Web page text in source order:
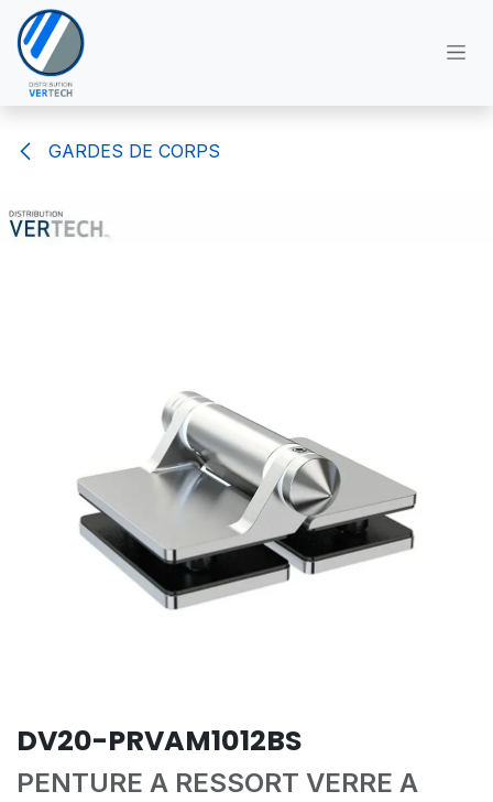
Se rendre au contenu
GARDES DE CORPS
DV20-PRVAM1012BS
PENTURE A RESSORT VERRE A